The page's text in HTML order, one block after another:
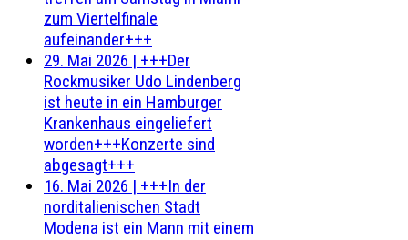
zum Viertelfinale
aufeinander+++
29. Mai 2026 | +++Der
Rockmusiker Udo Lindenberg
ist heute in ein Hamburger
Krankenhaus eingeliefert
worden+++Konzerte sind
abgesagt+++
16. Mai 2026 | +++In der
norditalienischen Stadt
Modena ist ein Mann mit einem